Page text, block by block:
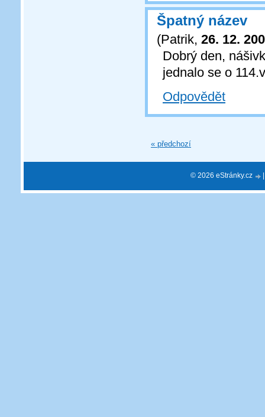
Špatný název
(Patrik, 26. 12.
Dobrý den,
jednalo se o
Odpovědět
« předchozí
© 2026 eStránky.cz